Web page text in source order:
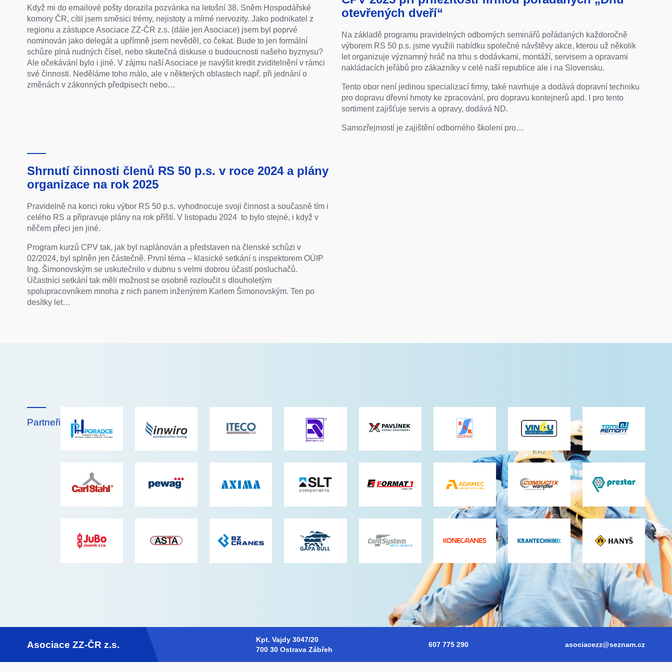
Když mi do emailové pošty dorazila pozvánka na letošní 38. Sněm Hospodářské
komory ČR, cítil jsem směsici trémy, nejistoty a mírné nervozity. Jako podnikatel z
regionu a zástupce Asociace ZZ-ČR z.s. (dále jen Asociace) jsem byl poprvé
nominován jako delegát a upřímně jsem nevěděl, co čekat. Bude to jen formální
schůze plná nudných čísel, nebo skutečná diskuse o budoucnosti našeho byznysu?
Ale očekávání bylo i jiné. V zájmu naší Asociace je navýšit kredit zviditelnění v rámci
své činnosti. Neděláme toho málo, ale v některých oblastech např. při jednání o
změnách v zákonných předpisech nebo…
otevřených dveří“
Na základě programu pravidelných odborných seminářů pořádaných každoročně
výborem RS 50 p.s. jsme využili nabídku společné návštěvy akce, kterou už několik
let organizuje významný hráč na trhu s dodávkami, montáží, servisem a opravami
nakládacích jeřábů pro zákazníky v celé naší republice ale i na Slovensku.
Tento obor není jedinou specializací firmy, také navrhuje a dodává dopravní techniku
pro dopravu dřevní hmoty ke zpracování, pro dopravu kontejnerů apd. I pro tento
sortiment zajišťuje servis a opravy, dodává ND.
Samozřejmostí je zajištění odborného školení pro…
Shrnutí činnosti členů RS 50 p.s. v roce 2024 a plány
organizace na rok 2025
Pravidelně na konci roku výbor RS 50 p.s. vyhodnocuje svoji činnost a současně tím i
celého RS a připravuje plány na rok příští. V listopadu 2024 to bylo stejné, i když v
něčem přeci jen jiné.
Program kurzů CPV tak, jak byl naplánován a představen na členské schůzi v
02/2024, byl splněn jen částečně. První téma – klasické setkání s inspektorem OÚIP
Ing. Šimonovským se uskutečnilo v dubnu s velmi dobrou účastí posluchačů.
Účastníci setkání tak měli možnost se osobně rozloučit s dlouholetým
spolupracovníkem mnoha z nich panem inženýrem Karlem Šimonovským. Ten po
desítky let…
Partneři
Asociace ZZ-ČR z.s.
Kpt. Vajdy 3047/20
700 30 Ostrava Zábřeh
607 775 290 asociacezz@seznam.cz